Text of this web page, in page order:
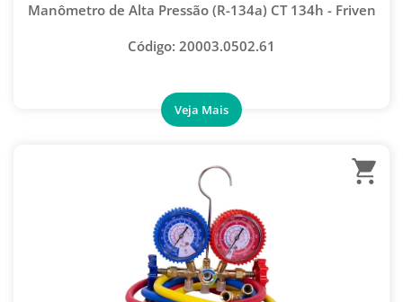
Manômetro de Alta Pressão (R-134a) CT 134h - Friven
Código: 20003.0502.61